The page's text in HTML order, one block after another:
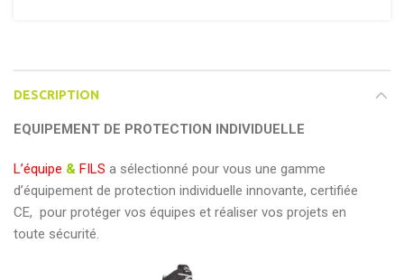
DESCRIPTION
EQUIPEMENT DE PROTECTION INDIVIDUELLE
L’équipe & FILS a sélectionné pour vous une gamme
d’équipement de protection individuelle innovante, certifiée
CE, pour protéger vos équipes et réaliser vos projets en
toute sécurité.